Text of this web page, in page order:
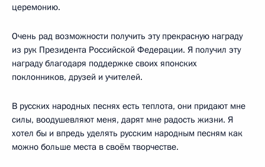
церемонию.
Очень рад возможности получить эту прекрасную награду
из рук Президента Российской Федерации. Я получил эту
награду благодаря поддержке своих японских
поклонников, друзей и учителей.
В русских народных песнях есть теплота, они придают мне
силы, воодушевляют меня, дарят мне радость жизни. Я
хотел бы и впредь уделять русским народным песням как
можно больше места в своём творчестве.